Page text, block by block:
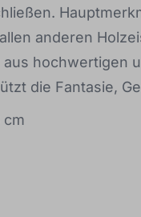
anderen
hochwertigen
die Fantasie,
cm